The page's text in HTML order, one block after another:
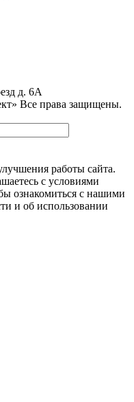
д. 6А
Все права защищены.
работы сайта.
с условиями
ознакомиться с нашими
и об использовании